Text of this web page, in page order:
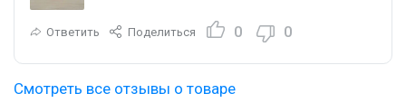
Ответить Поделиться 0 0
Смотреть все отзывы о товаре